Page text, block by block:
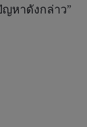
ญหาดังกล่าว”